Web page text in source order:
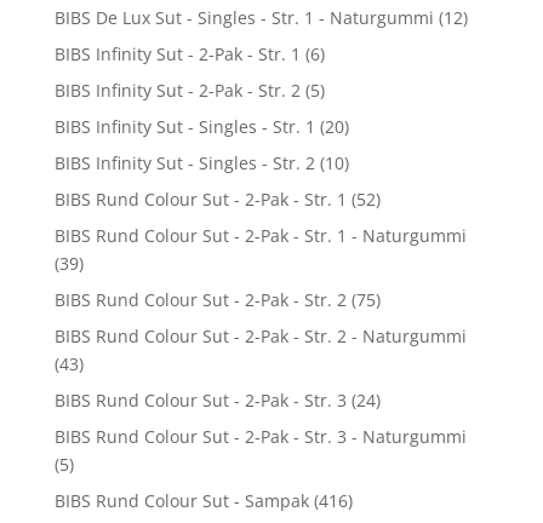
BIBS De Lux Sut - Singles - Str. 1 - Naturgummi (12)
BIBS Infinity Sut - 2-Pak - Str. 1 (6)
BIBS Infinity Sut - 2-Pak - Str. 2 (5)
BIBS Infinity Sut - Singles - Str. 1 (20)
BIBS Infinity Sut - Singles - Str. 2 (10)
BIBS Rund Colour Sut - 2-Pak - Str. 1 (52)
BIBS Rund Colour Sut - 2-Pak - Str. 1 - Naturgummi
(39)
BIBS Rund Colour Sut - 2-Pak - Str. 2 (75)
BIBS Rund Colour Sut - 2-Pak - Str. 2 - Naturgummi
(43)
BIBS Rund Colour Sut - 2-Pak - Str. 3 (24)
BIBS Rund Colour Sut - 2-Pak - Str. 3 - Naturgummi
(5)
BIBS Rund Colour Sut - Sampak (416)